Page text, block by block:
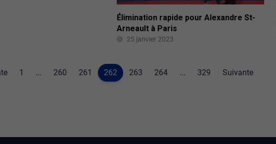
Élimination rapide pour Alexandre St-
Arneault à Paris
25 janvier 2023
1 ... 260 261 262 263 264 ... 329 Suivante